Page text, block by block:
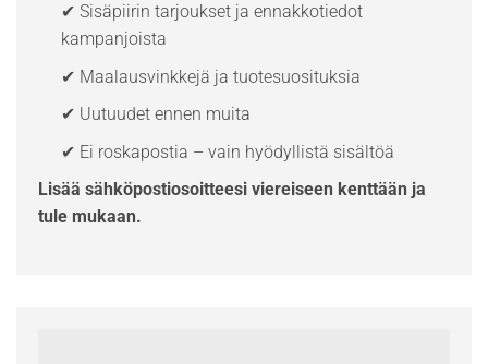
✔ Sisäpiirin tarjoukset ja ennakkotiedot
kampanjoista
✔ Maalausvinkkejä ja tuotesuosituksia
✔ Uutuudet ennen muita
✔ Ei roskapostia – vain hyödyllistä sisältöä
Lisää sähköpostiosoitteesi viereiseen kenttään ja
tule mukaan.